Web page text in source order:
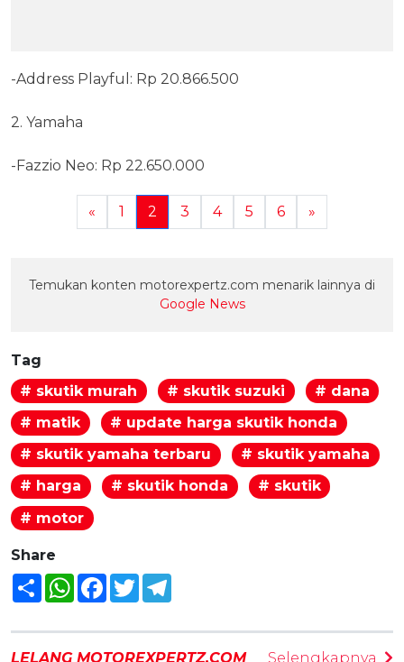
-Address Playful: Rp 20.866.500
2. Yamaha
-Fazzio Neo: Rp 22.650.000
« 1 2 3 4 5 6 »
Temukan konten motorexpertz.com menarik lainnya di
Google News
Tag
# skutik murah
# skutik suzuki
# dana
# matik
# update harga skutik honda
# skutik yamaha terbaru
# skutik yamaha
# harga
# skutik honda
# skutik
# motor
Share
Share WhatsAppFacebook
Twitter
LELANG MOTOREXPERTZ.COM Selengkapnya